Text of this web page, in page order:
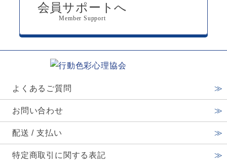
会員サポートへ
Member Support
よくあるご質問
お問い合わせ
配送 / 支払い
特定商取引に関する表記